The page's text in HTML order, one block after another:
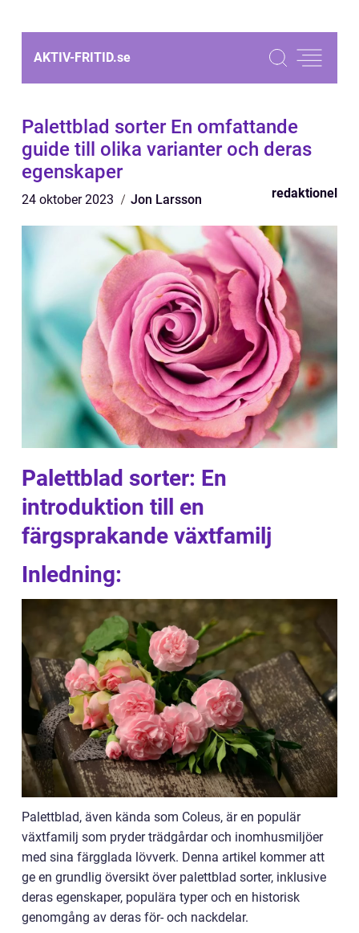
AKTIV-FRITID.se
Palettblad sorter En omfattande
guide till olika varianter och deras
egenskaper
24 oktober 2023 Jon Larsson redaktionel
Palettblad sorter: En
introduktion till en
färgsprakande växtfamilj
Inledning:
Palettblad, även kända som Coleus, är en populär
växtfamilj som pryder trädgårdar och inomhusmiljöer
med sina färgglada lövverk. Denna artikel kommer att
ge en grundlig översikt över palettblad sorter, inklusive
deras egenskaper, populära typer och en historisk
genomgång av deras för- och nackdelar.